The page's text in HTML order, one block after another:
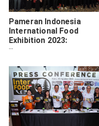
Pameran Indonesia
International Food
Exhibition 2023:
Menghadirkan Kejutan
Surabaya